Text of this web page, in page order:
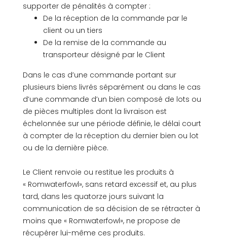
supporter de pénalités à compter :
De la réception de la commande par le
client ou un tiers
De la remise de la commande au
transporteur désigné par le Client
Dans le cas d’une commande portant sur
plusieurs biens livrés séparément ou dans le cas
d’une commande d’un bien composé de lots ou
de pièces multiples dont la livraison est
échelonnée sur une période définie, le délai court
à compter de la réception du dernier bien ou lot
ou de la dernière pièce.
Le Client renvoie ou restitue les produits à
« Romwaterfowl», sans retard excessif et, au plus
tard, dans les quatorze jours suivant la
communication de sa décision de se rétracter à
moins que « Romwaterfowl», ne propose de
récupérer lui-même ces produits.